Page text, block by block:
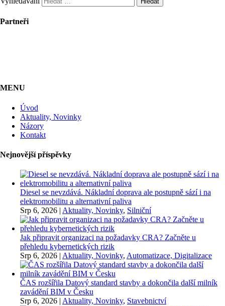
Partneři
MENU
Úvod
Aktuality, Novinky
Názory
Kontakt
Nejnovější příspěvky
Diesel se nevzdává. Nákladní doprava ale postupně sází i na
elektromobilitu a alternativní paliva
Srp 6, 2026 | Aktuality, Novinky, Silniční
Jak připravit organizaci na požadavky CRA? Začněte u
přehledu kybernetických rizik
Srp 6, 2026 | Aktuality, Novinky, Automatizace, Digitalizace
ČAS rozšířila Datový standard stavby a dokončila další milník
zavádění BIM v Česku
Srp 6, 2026 | Aktuality, Novinky, Stavebnictví